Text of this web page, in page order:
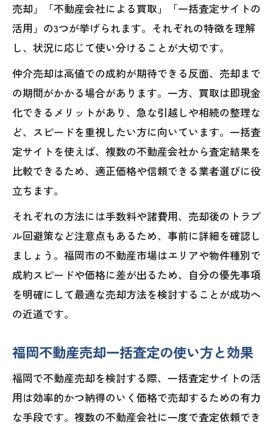
売却」「不動産会社による買取」「一括査定サイトの
活用」の3つが挙げられます。それぞれの特徴を理解
し、状況に応じて使い分けることが大切です。
仲介売却は高値での成約が期待できる反面、売却まで
の期間がかかる場合があります。一方、買取は即現金
化できるメリットがあり、急な引越しや相続の整理な
ど、スピードを重視したい方に向いています。一括査
定サイトを使えば、複数の不動産会社から査定結果を
比較できるため、適正価格や信頼できる業者選びに役
立ちます。
それぞれの方法には手数料や諸費用、売却後のトラブ
ル回避策など注意点もあるため、事前に詳細を確認し
ましょう。福岡市の不動産市場はエリアや物件種別で
成約スピードや価格に差が出るため、自分の優先事項
を明確にして最適な売却方法を検討することが成功へ
の近道です。
福岡不動産売却一括査定の使い方と効果
福岡で不動産売却を検討する際、一括査定サイトの活
用は効率的かつ納得のいく価格で売却するための有力
な手段です。複数の不動産会社に一度で査定依頼でき